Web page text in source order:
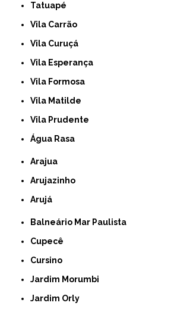
Tatuapé
Vila Carrão
Vila Curuçá
Vila Esperança
Vila Formosa
Vila Matilde
Vila Prudente
Água Rasa
Arajua
Arujazinho
Arujá
Balneário Mar Paulista
Cupecê
Cursino
Jardim Morumbi
Jardim Orly